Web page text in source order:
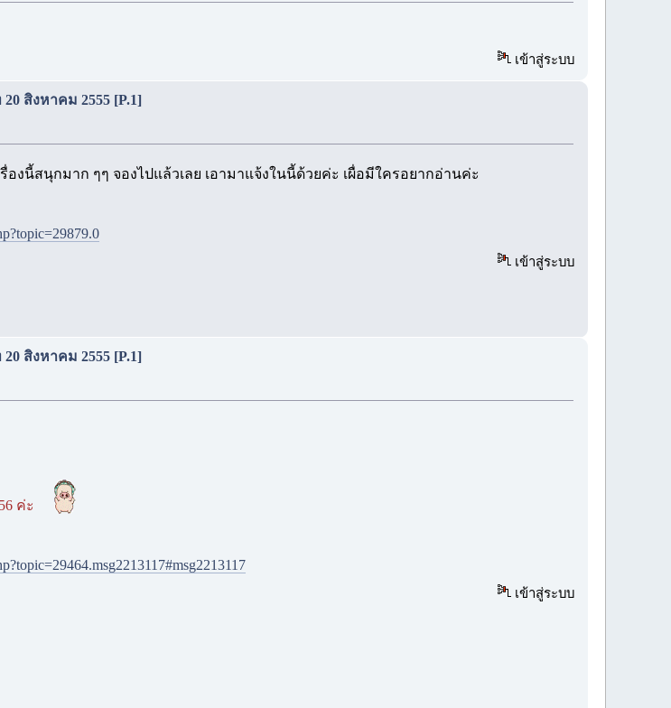
เข้าสู่ระบบ
สิงหาคม 2555 [P.1]
องนี้สนุกมาก ๆๆ จองไปแล้วเลย เอามาแจ้งในนี้ด้วยค่ะ เผื่อมีใครอยากอ่านค่ะ
เข้าสู่ระบบ
สิงหาคม 2555 [P.1]
ค่ะ
เข้าสู่ระบบ